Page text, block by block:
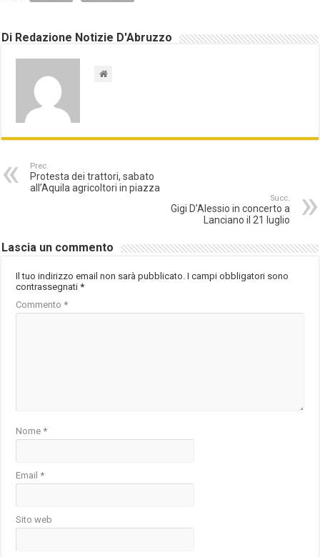
Di Redazione Notizie D'Abruzzo
Prec.
Protesta dei trattori, sabato
all’Aquila agricoltori in piazza
Succ.
Gigi D’Alessio in concerto a
Lanciano il 21 luglio
Lascia un commento
Il tuo indirizzo email non sarà pubblicato. I campi obbligatori sono
contrassegnati*
Commento*
Nome*
Email*
Sito web